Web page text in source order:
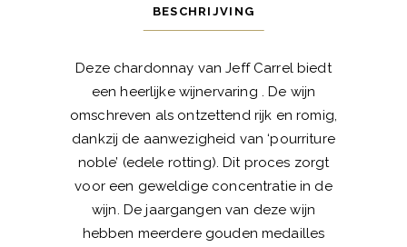
BESCHRIJVING
Deze chardonnay van Jeff Carrel biedt
een heerlijke wijnervaring . De wijn
omschreven als ontzettend rijk en romig,
dankzij de aanwezigheid van ‘pourriture
noble’ (edele rotting). Dit proces zorgt
voor een geweldige concentratie in de
wijn. De jaargangen van deze wijn
hebben meerdere gouden medailles